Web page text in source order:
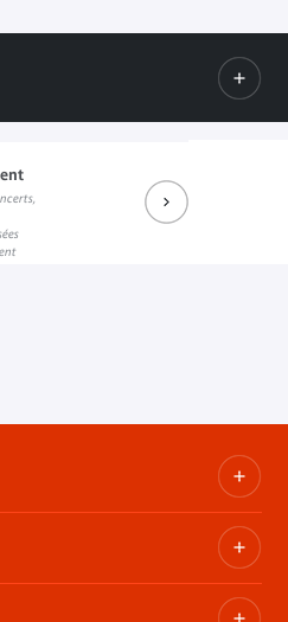
J.K.
les dernières rencontresLe livre sur le site de l'éditeur
Lien externe
annonces